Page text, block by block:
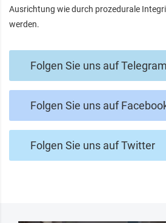
Ausrichtung wie durch prozedurale
werden.
Folgen Sie uns auf Telegram
Folgen Sie uns auf
Folgen Sie uns auf Twitter